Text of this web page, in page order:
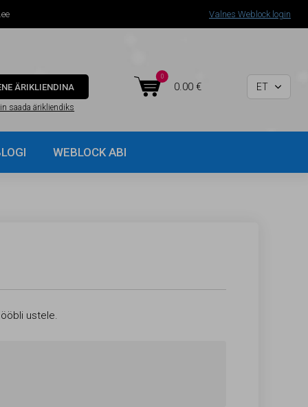
ÄRIKLIENDINA
saada ärikliendiks
0
 0.00 € ET 
WEBLOCK ABI
Valnes Weblock login
ustele.